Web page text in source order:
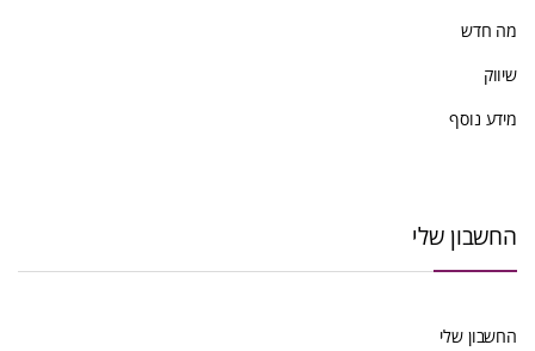
מה חדש
שיווק
מידע נוסף
החשבון שלי
החשבון שלי